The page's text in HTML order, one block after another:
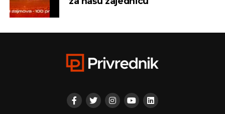
„Prointera“ i „Siriusa”.
REKLAMA